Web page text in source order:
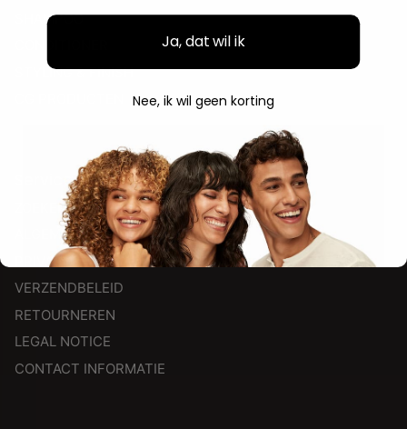
SHAMPOO
STYLING & FINISH
Service
ZOEKEN
ALGEMENE VOORWAARDEN
PRIVACYBELEID
VERZENDBELEID
RETOURNEREN
LEGAL NOTICE
CONTACT INFORMATIE
Ja, dat wil ik
Nee, ik wil geen korting